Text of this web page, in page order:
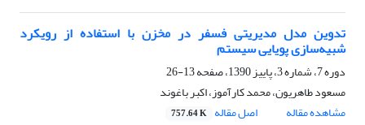
تدوین مدل مدیریتی فسفر در مخزن با استفاده از رویکرد
شبیه‌سازی پویایی سیستم
دوره 7، شماره 3، پاییز 1390، صفحه
13-26
مسعود طاهریون، محمد کارآموز، اکبر باغوند
مشاهده مقاله
اصل مقاله 757.64 K